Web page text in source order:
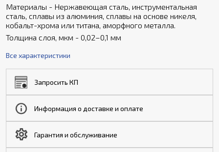
Материалы - Нержавеющая сталь, инструментальная
сталь, сплавы из алюминия, сплавы на основе никеля,
кобальт-хрома или титана, аморфного металла.
Толщина слоя, мкм - 0,02–0,1 мм
Все характеристики
Запросить КП
Информация о доставке и оплате
Гарантия и обслуживание